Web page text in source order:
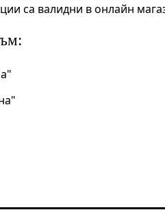
са валидни в онлайн